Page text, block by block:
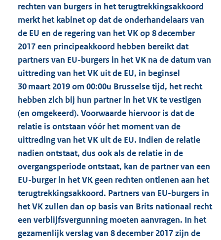
rechten van burgers in het terugtrekkingsakkoord
merkt het kabinet op dat de onderhandelaars van
de EU en de regering van het VK op 8 december
2017 een principeakkoord hebben bereikt dat
partners van EU-burgers in het VK na de datum van
uittreding van het VK uit de EU, in beginsel
30 maart 2019 om 00:00u Brusselse tijd, het recht
hebben zich bij hun partner in het VK te vestigen
(en omgekeerd). Voorwaarde hiervoor is dat de
relatie is ontstaan vóór het moment van de
uittreding van het VK uit de EU. Indien de relatie
nadien ontstaat, dus ook als de relatie in de
overgangsperiode ontstaat, kan de partner van een
EU-burger in het VK geen rechten ontlenen aan het
terugtrekkingsakkoord. Partners van EU-burgers in
het VK zullen dan op basis van Brits nationaal recht
een verblijfsvergunning moeten aanvragen. In het
gezamenlijk verslag van 8 december 2017 zijn de